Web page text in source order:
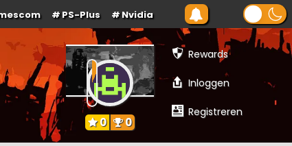
PS-Plus Nvidia
Rewards
Inloggen
Registreren
0 0